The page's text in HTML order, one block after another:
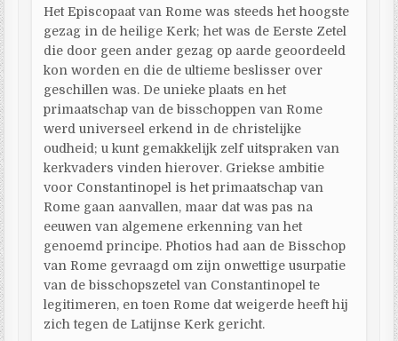
Het Episcopaat van Rome was steeds het hoogste
gezag in de heilige Kerk; het was de Eerste Zetel
die door geen ander gezag op aarde geoordeeld
kon worden en die de ultieme beslisser over
geschillen was. De unieke plaats en het
primaatschap van de bisschoppen van Rome
werd universeel erkend in de christelijke
oudheid; u kunt gemakkelijk zelf uitspraken van
kerkvaders vinden hierover. Griekse ambitie
voor Constantinopel is het primaatschap van
Rome gaan aanvallen, maar dat was pas na
eeuwen van algemene erkenning van het
genoemd principe. Photios had aan de Bisschop
van Rome gevraagd om zijn onwettige usurpatie
van de bisschopszetel van Constantinopel te
legitimeren, en toen Rome dat weigerde heeft hij
zich tegen de Latijnse Kerk gericht.